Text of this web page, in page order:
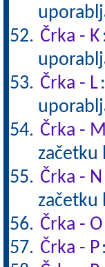
Črka - K
Črka - L
Črka -
začetku
Črka - N
začetku
Črka - O
Črka - P